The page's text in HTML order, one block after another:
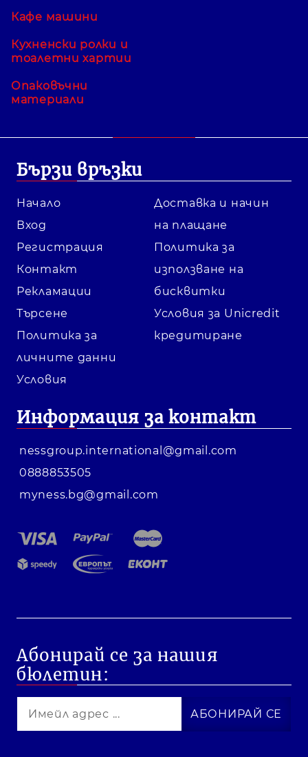
Кафе машини
Кухненски ролки и
тоалетни хартии
Опаковъчни
материали
Бързи връзки
Начало
Вход
Регистрация
Контакт
Рекламации
Търсене
Политика за
личните данни
Условия
Доставка и начин
на плащане
Политика за
използване на
бисквитки
Условия за Unicredit
кредитиране
Информация за контакт
nessgroup.international@gmail.com
0888853505
myness.bg@gmail.com
Абонирай се за нашия
бюлетин: